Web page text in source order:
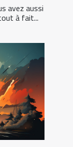
avez aussi
à fait...